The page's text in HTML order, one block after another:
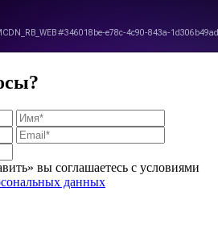
вы соглашаетесь с условиями
данных